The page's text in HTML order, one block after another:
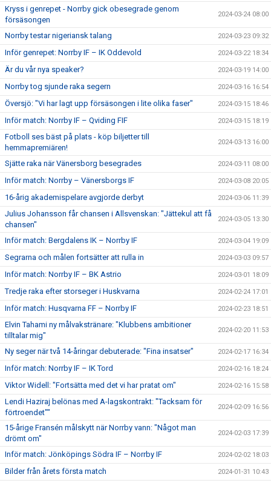
Kryss i genrepet - Norrby gick obesegrade genom
försäsongen
2024-03-24 08:00
Norrby testar nigeriansk talang 2024-03-23 09:32
Inför genrepet: Norrby IF – IK Oddevold 2024-03-22 18:34
Är du vår nya speaker? 2024-03-19 14:00
Norrby tog sjunde raka segern 2024-03-16 16:54
Översjö: "Vi har lagt upp försäsongen i lite olika faser" 2024-03-15 18:46
Inför match: Norrby IF – Qviding FIF 2024-03-15 18:19
Fotboll ses bäst på plats - köp biljetter till
hemmapremiären!
2024-03-13 16:00
Sjätte raka när Vänersborg besegrades 2024-03-11 08:00
Inför match: Norrby – Vänersborgs IF 2024-03-08 20:05
16-årig akademispelare avgjorde derbyt 2024-03-06 11:39
Julius Johansson får chansen i Allsvenskan: "Jättekul att få
chansen"
2024-03-05 13:30
Inför match: Bergdalens IK – Norrby IF 2024-03-04 19:09
Segrarna och målen fortsätter att rulla in 2024-03-03 09:57
Inför match: Norrby IF – BK Astrio 2024-03-01 18:09
Tredje raka efter storseger i Huskvarna 2024-02-24 17:01
Inför match: Husqvarna FF – Norrby IF 2024-02-23 18:51
Elvin Tahami ny målvakstränare: "Klubbens ambitioner
tilltalar mig"
2024-02-20 11:53
Ny seger när två 14-åringar debuterade: "Fina insatser" 2024-02-17 16:34
Inför match: Norrby IF – IK Tord 2024-02-16 18:24
Viktor Widell: "Fortsätta med det vi har pratat om" 2024-02-16 15:58
Lendi Haziraj belönas med A-lagskontrakt: "Tacksam för
förtroendet""
2024-02-09 16:56
15-årige Fransén målskytt när Norrby vann: "Något man
drömt om"
2024-02-03 17:39
Inför match: Jönköpings Södra IF – Norrby IF 2024-02-02 18:03
Bilder från årets första match 2024-01-31 10:43